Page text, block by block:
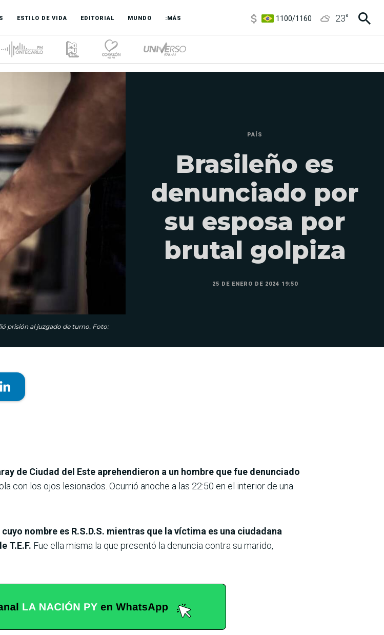
ESTILO DE VIDA EDITORIAL MUNDO :MÁS
3,8/4
23°
prisión al juzgado de turno. Foto:
PAÍS
Brasileño es
denunciado por
su esposa por
brutal golpiza
25 DE ENERO DE 2024 19:50
de Ciudad del Este aprehendieron a un hombre que fue denunciado
con los ojos lesionados. Ocurrió anoche a las 22:50 en el interior de una
nombre es R.S.D.S. mientras que la víctima es una ciudadana
T.E.F. Fue ella misma la que presentó la denuncia contra su marido,